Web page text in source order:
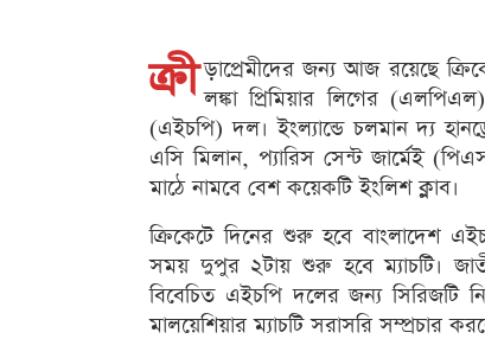
ক্রী ড়াপ্রেমীদের জন্য আজ রয়েছে
লঙ্কা প্রিমিয়ার লিগের
(এইচপি) দল। ইংল্যান্ডে চলমান দ্য
এসি মিলান, প্যারিস সেন্ট জার্মেই
মাঠে নামবে বেশ কয়েকটি ইংলিশ ক্লাব।
ক্রিকেটে দিনের শুরু হবে বাংলাদেশ
সময় দুপুর ২টায় শুরু হবে ম্যাচটি।
বিবেচিত এইচপি দলের জন্য সিরিজটি
মালয়েশিয়ার ম্যাচটি সরাসরি সম্প্রচার